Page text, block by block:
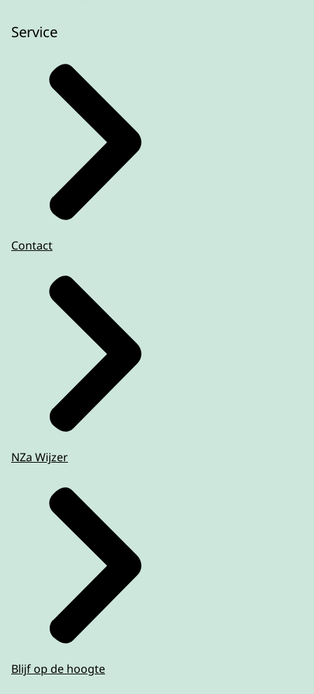
Service
Contact
NZa Wijzer
Blijf op de hoogte